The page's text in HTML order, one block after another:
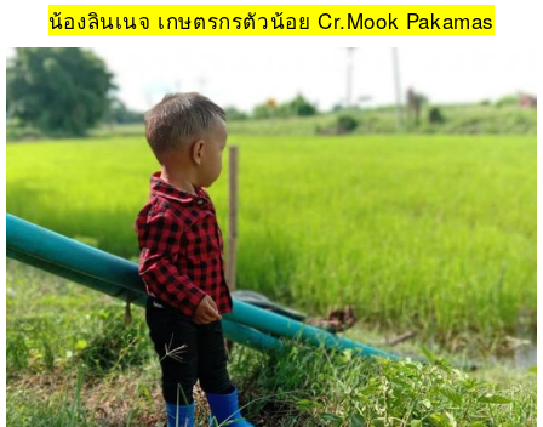
น้องลินเนจ เกษตรกรตัวน้อย Cr.Mook Pakamas